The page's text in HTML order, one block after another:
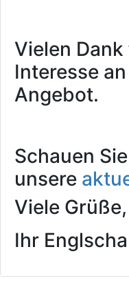
Vielen
Interesse
Angebot.
Schauen
unsere
Viele Grüße,
Ihr